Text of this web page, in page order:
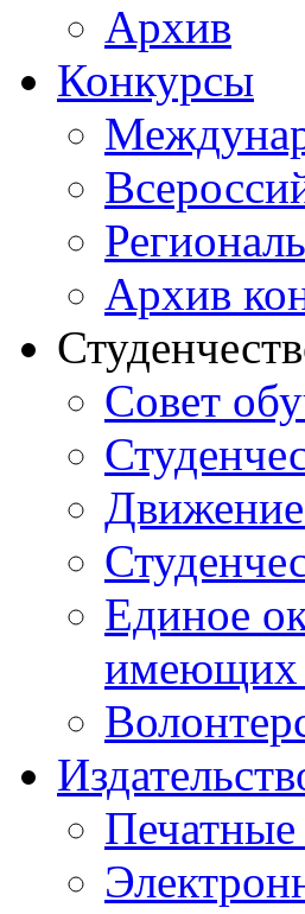
Архив
Конкурсы
Архив
Совет
Единое
имеющих
Печатные